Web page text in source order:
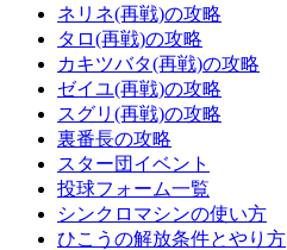
ネリネ(再戦)の攻略
タロ(再戦)の攻略
カキツバタ(再戦)の攻略
ゼイユ(再戦)の攻略
スグリ(再戦)の攻略
裏番長の攻略
スター団イベント
投球フォーム一覧
シンクロマシンの使い方
ひこうの解放条件とやり方